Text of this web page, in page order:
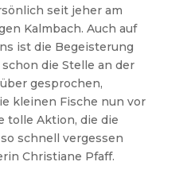
seit jeher am
Kalmbach. Auch auf
ist die Begeisterung
die Stelle an der
gesprochen,
kleinen Fische nun vor
tolle Aktion, die die
schnell vergessen
Christiane Pfaff.